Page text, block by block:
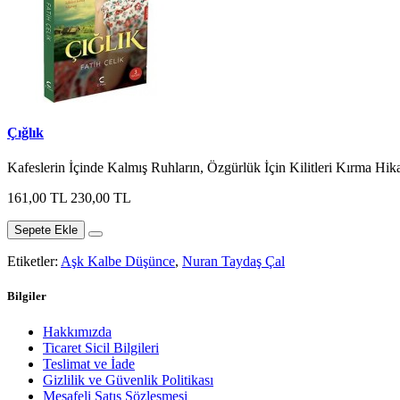
Çığlık
Kafeslerin İçinde Kalmış Ruhların, Özgürlük İçin Kilitleri Kırma
161,00 TL 230,00 TL
Sepete Ekle
Etiketler: Aşk Kalbe Düşünce, Nuran Taydaş Çal
Bilgiler
Hakkımızda
Ticaret Sicil Bilgileri
Teslimat ve İade
Gizlilik ve Güvenlik Politikası
Mesafeli Satış Sözleşmesi